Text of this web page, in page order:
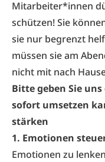
Mitarbeiter*innen
schützen! Sie
sie nur begrenzt
müssen sie am
nicht mit nach
Bitte geben Sie
sofort umsetzen
stärken
1. Emotionen
Emotionen zu